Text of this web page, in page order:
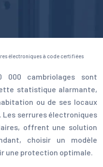
électroniques à code certifiées
000 cambriolages sont
statistique alarmante,
ou de ses locaux
serrures électroniques
offrent une solution
choisir un modèle
une protection optimale.